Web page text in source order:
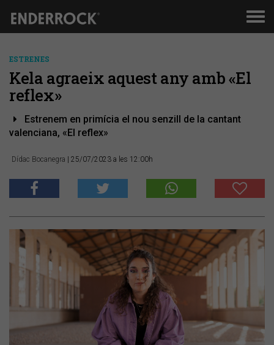
ESTRENES
Kela agraeix aquest any amb «El
reflex»
Estrenem en primícia el nou senzill de la cantant
valenciana, «El reflex»
Dídac Bocanegra | 25/07/2023 a les 12:00h